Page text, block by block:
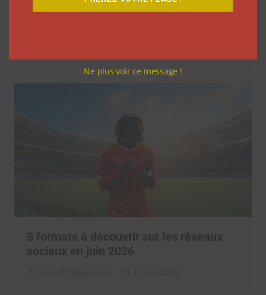
3 annonces faites par TikTok aux
5 formats à découvrir sur les réseaux
sociaux en juin 2026
Ne plus voir ce message !